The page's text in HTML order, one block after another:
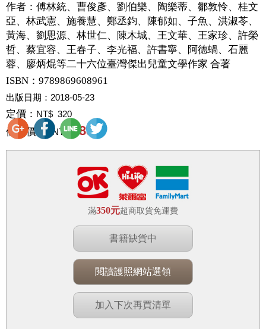
作者： 傅林統、曹俊彥、劉伯樂、陶樂蒂、鄒敦怜、桂文
亞、林武憲、施養慧、鄭丞鈞、陳郁如、子魚、洪淑苓、
黃海、劉思源、林世仁、陳木城、王文華、王家珍、許榮
哲、蔡宜容、王春子、李光福、許書寧、阿德蝸、石麗
蓉、廖炳焜等二十六位臺灣傑出兒童文學作家 合著
ISBN：9789869608961
出版日期： 2018-05-23
定價： NT$ 320
優惠價： NT$ 288
滿350元超商取貨免運費
書籍缺貨中
閱讀護照網站選領
加入下次再買清單